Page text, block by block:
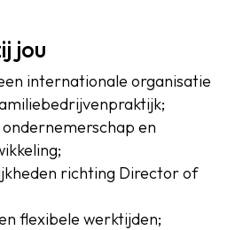
jou
internationale organisatie
en
richting Director of
flexibele werktijden;